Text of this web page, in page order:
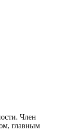
Член
главным